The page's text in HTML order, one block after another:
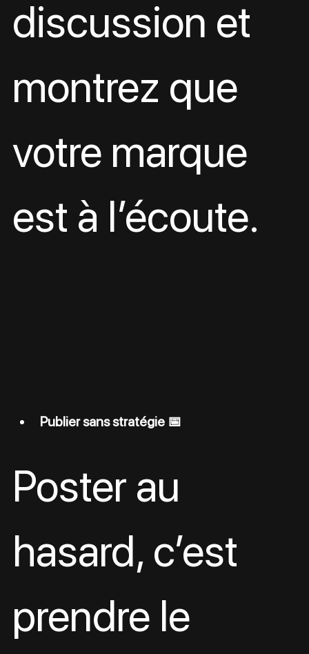
discussion et
montrez que
votre marque
est à l’écoute.
Publier sans stratégie 📅
Poster au
hasard, c’est
prendre le